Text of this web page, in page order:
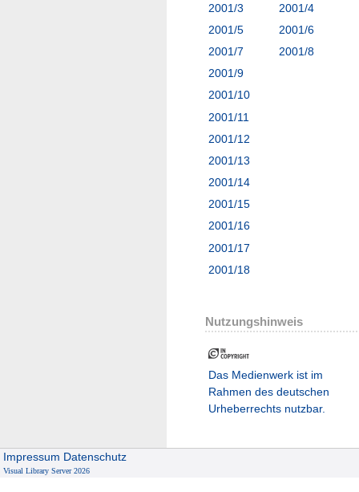
2001/3
2001/4
2001/5
2001/6
2001/7
2001/8
2001/9
2001/10
2001/11
2001/12
2001/13
2001/14
2001/15
2001/16
2001/17
2001/18
Nutzungshinweis
Das Medienwerk ist im
Rahmen des deutschen
Urheberrechts nutzbar.
Impressum Datenschutz
Visual Library Server 2026